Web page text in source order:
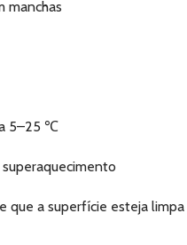
manchas
a 5–25 ℃
que a superfície esteja limpa